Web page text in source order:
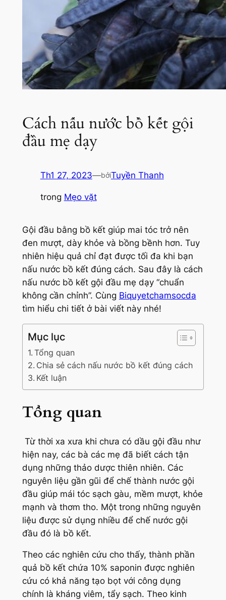
Cách nấu nước bồ kết gội
đầu mẹ dạy
Th1 27, 2023—bởiTuyền Thanh
trong Mẹo vặt
Gội đầu bằng bồ kết giúp mai tóc trở nên
đen mượt, dày khỏe và bồng bềnh hơn. Tuy
nhiên hiệu quả chỉ đạt được tối đa khi bạn
nấu nước bồ kết đúng cách. Sau đây là cách
nấu nước bồ kết gội đầu mẹ dạy “chuẩn
không cần chỉnh”. Cùng Biquyetchamsocda
tìm hiểu chi tiết ở bài viết này nhé!
Mục lục
Tổng quan
Chia sẻ cách nấu nước bồ kết đúng cách
Kết luận
Tổng quan
Từ thời xa xưa khi chưa có dầu gội đầu như
hiện nay, các bà các mẹ đã biết cách tận
dụng những thảo dược thiên nhiên. Các
nguyên liệu gần gũi để chế thành nước gội
đầu giúp mái tóc sạch gàu, mềm mượt, khỏe
mạnh và thơm tho. Một trong những nguyên
liệu được sử dụng nhiều để chế nước gội
đầu đó là bồ kết.
Theo các nghiên cứu cho thấy, thành phần
quả bồ kết chứa 10% saponin được nghiên
cứu có khả năng tạo bọt với công dụng
chính là kháng viêm, tẩy sạch. Theo kinh